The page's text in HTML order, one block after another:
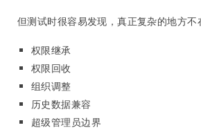
但测试时很容易发现，真正复杂的地方不
权限继承
权限回收
组织调整
历史数据兼容
超级管理员边界